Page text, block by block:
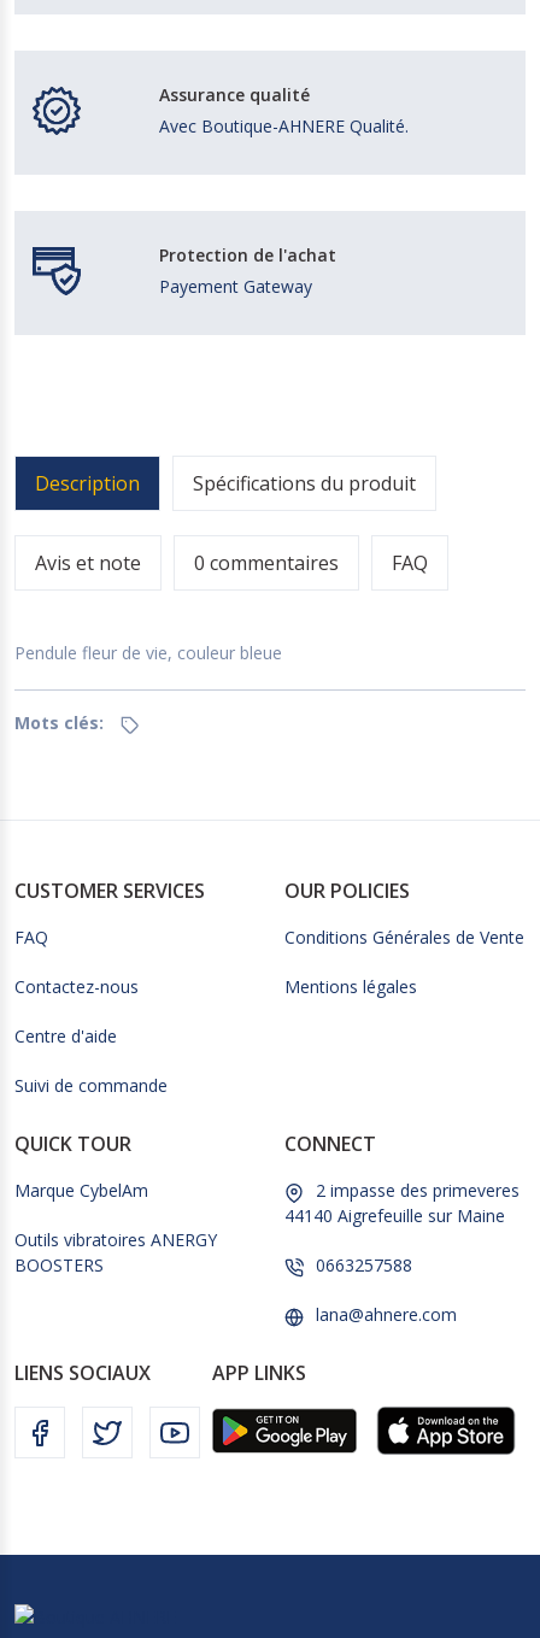
Assurance qualité
Avec Boutique-AHNERE Qualité.
Protection de l'achat
Payement Gateway
Description Spécifications du produit
Avis et note 0 commentaires FAQ
Pendule fleur de vie, couleur bleue
Mots clés:
CUSTOMER SERVICES
FAQ
Contactez-nous
Centre d'aide
Suivi de commande
OUR POLICIES
Conditions Générales de Vente
Mentions légales
QUICK TOUR
Marque CybelAm
Outils vibratoires ANERGY
BOOSTERS
CONNECT
2 impasse des primeveres
44140 Aigrefeuille sur Maine
0663257588
lana@ahnere.com
LIENS SOCIAUX APP LINKS